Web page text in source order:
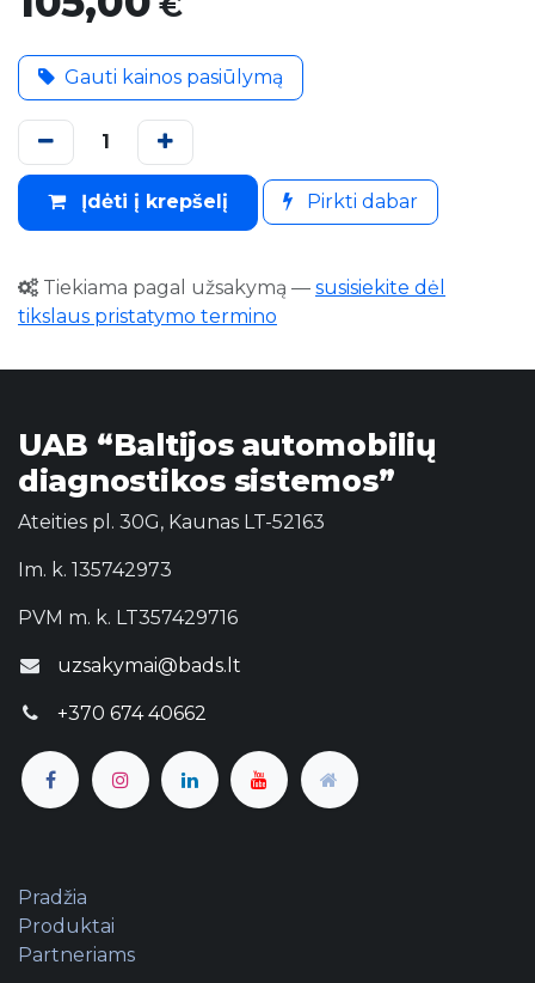
Gauti kainos pasiūlymą
Įdėti į krepšelį Pirkti dabar
Tiekiama pagal užsakymą — susisiekite dėl
tikslaus pristatymo termino
UAB “Baltijos automobilių
diagnostikos sistemos”
Ateities pl. 30G, Kaunas LT-52163
Im. k. 135742973
PVM m. k. LT357429716
uzsakymai@bads.lt
+370 674 40662
Pradžia
Produktai
Partneriams